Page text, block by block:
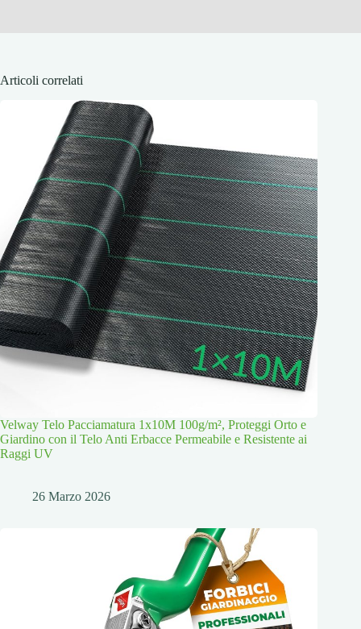
Articoli correlati
Velway Telo Pacciamatura 1x10M 100g/m², Proteggi Orto e
Giardino con il Telo Anti Erbacce Permeabile e Resistente ai
Raggi UV
26 Marzo 2026